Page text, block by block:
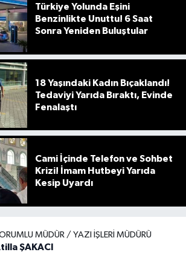
Türkiye Yolunda Eşini
Benzinlikte Unuttu! 6 Saat
Sonra Yeniden Buluştular
18 Yaşındaki Kadın Bıçaklandı!
Tedaviyi Yarıda Bıraktı, Evinde
Fenalaştı
Cami İçinde Telefon ve Sohbet
Krizi! İmam Hutbeyi Yarıda
Kesip Uyardı
MÜDÜR / YAZI İŞLERI MÜDÜRÜ
ŞAKACI